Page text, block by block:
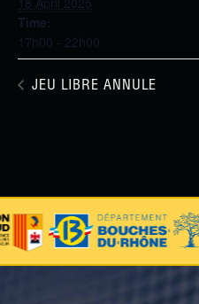
Time:
17h00 - 22h00
JEU LIBRE ANNULE